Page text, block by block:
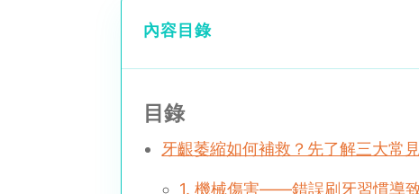
內容目錄
目錄
牙齦萎縮如何補救？先了解三大常
1. 機械傷害——錯誤刷牙習慣導